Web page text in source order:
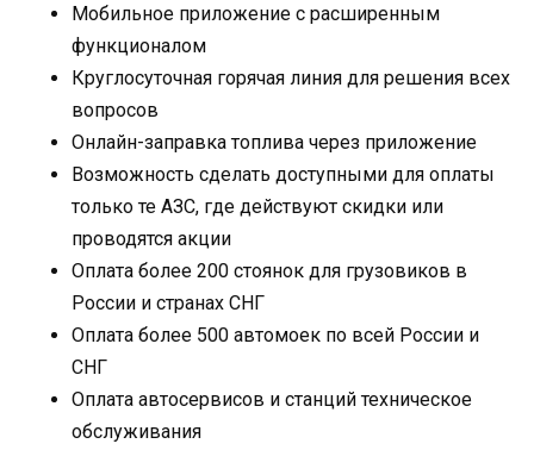
Мобильное приложение с расширенным
функционалом
Круглосуточная горячая линия для решения всех
вопросов
Онлайн-заправка топлива через приложение
Возможность сделать доступными для оплаты
только те АЗС, где действуют скидки или
проводятся акции
Оплата более 200 стоянок для грузовиков в
России и странах СНГ
Оплата более 500 автомоек по всей России и
СНГ
Оплата автосервисов и станций техническое
обслуживания